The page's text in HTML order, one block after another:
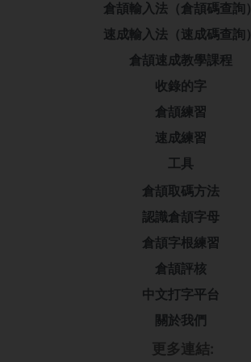
倉頡輸入法（倉頡碼查詢）
速成輸入法（速成碼查詢）
倉頡速成教學課程
收錄的字
倉頡練習
速成練習
工具
倉頡取碼方法
認識倉頡字母
倉頡字根練習
倉頡評核
中文打字平台
關於我們
更多連結: